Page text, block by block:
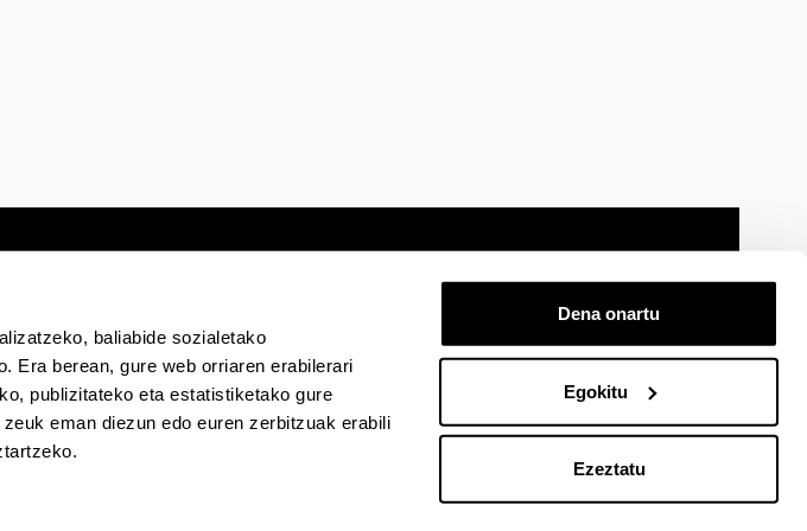
baliabide sozialetako
Era berean, gure web orriaren erabilerari
publizitateko eta estatistiketako gure
eman diezun edo euren zerbitzuak erabili
Dena onartu
Egokitu
Ezeztatu
Irisgarritasuna Lege oharra Laguntza Kontaktua
EHU Tiktok-enEHU Bluesky-nEHU Facebook-enEHU Linkedin-enEHU Instagram-enEHU Youtube-enEHU Vimeo-enEHU Flickr-en